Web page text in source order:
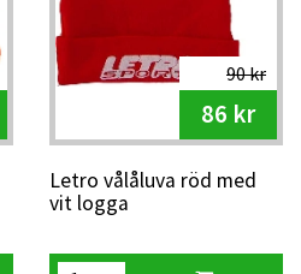
90 kr
86 kr
Letro vålåluva röd med
vit logga